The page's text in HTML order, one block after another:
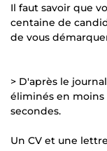
Il faut savoir que
centaine de
de vous
> D'après le
éliminés en moins
secondes.
Un CV et une